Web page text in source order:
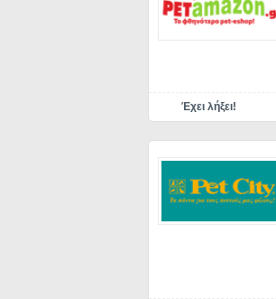
Έχει λήξει!